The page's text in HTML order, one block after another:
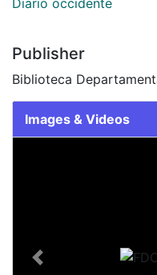
Diario occidente
Publisher
Biblioteca
Images & Videos
Previous